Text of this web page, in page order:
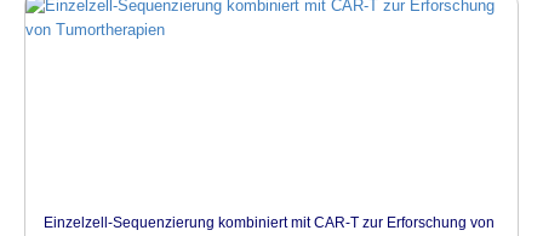
Einzelzell-Sequenzierung kombiniert mit CAR-T zur Erforschung von